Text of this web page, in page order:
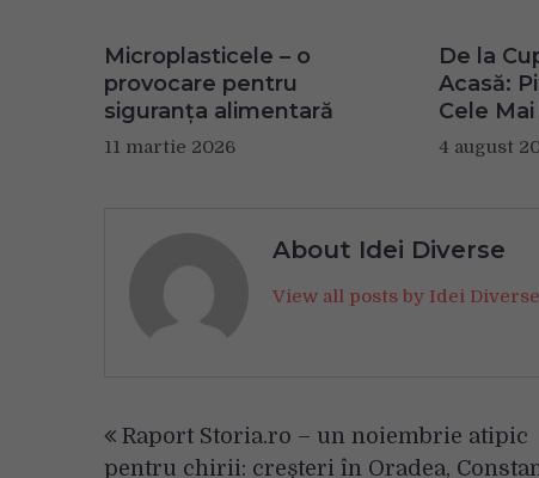
Microplasticele – o
provocare pentru
siguranța alimentară
11 martie 2026
De la
Acasă:
Cele
4 august
About Idei Diverse
View all posts by Idei
în
Raport Storia.ro – un noiembrie atipic
pentru chirii: creșteri în Oradea,